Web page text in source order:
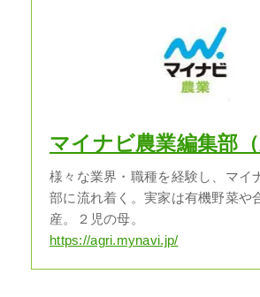
マイナビ農業編集部（
様々な業界・職種を経験し、マイ
部に流れ着く。実家は有機野菜や
産。２児の母。
https://agri.mynavi.jp/